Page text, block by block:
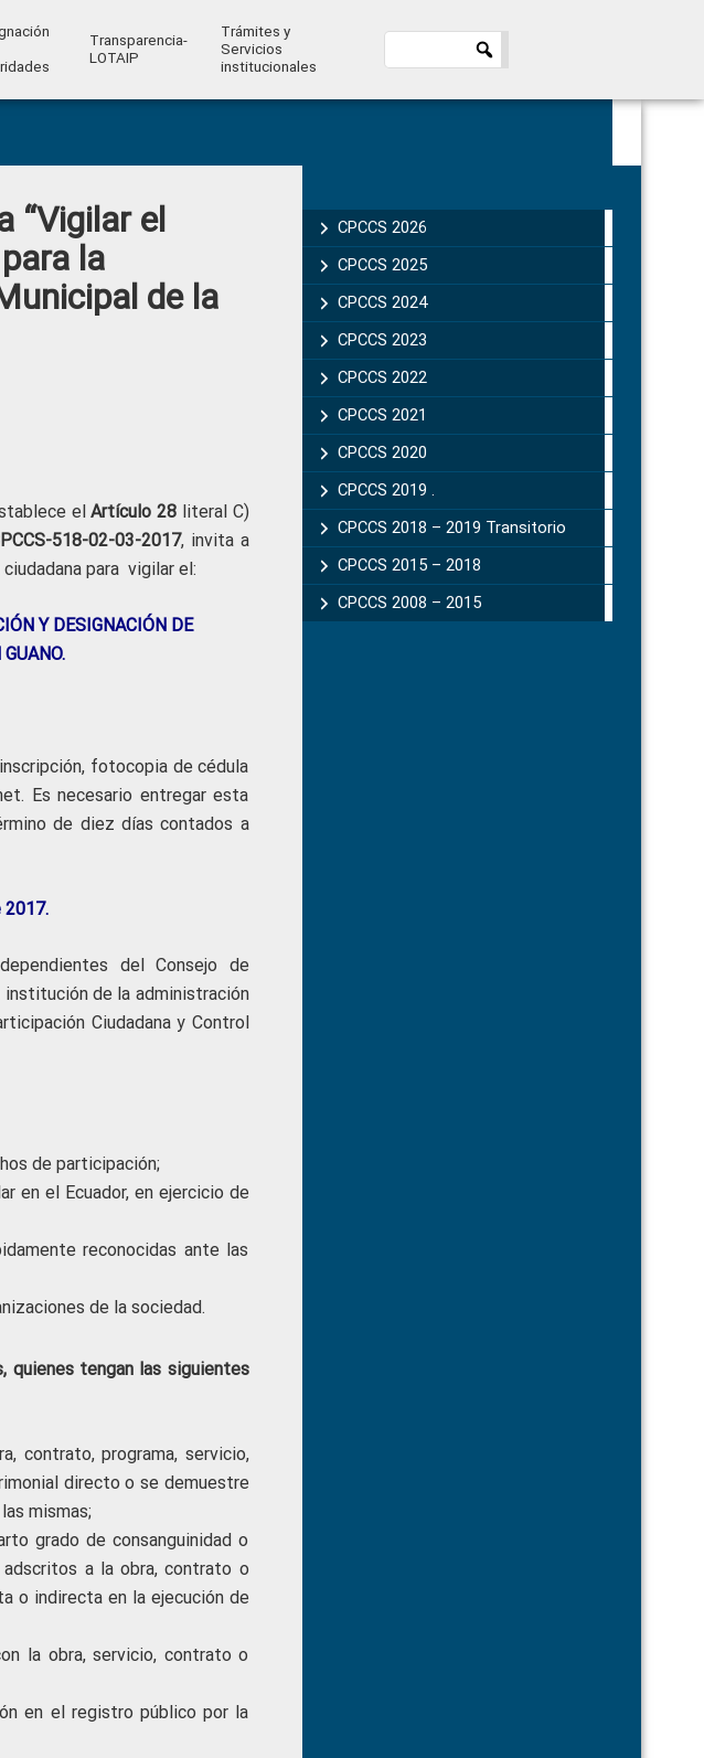
Transparencia-
LOTAIP
Trámites y
Servicios
institucionales
“Vigilar el
la
de la
elArtículo 28 literal C)
518-02-03-2017, invita a
para vigilar el:
Y DESIGNACIÓN DE
fotocopia de cédula
Es necesario entregar esta
de diez días contados a
2017.
del Consejo de
institución de la administración
Ciudadana y Control
de participación;
en el Ecuador, en ejercicio de
reconocidas ante las
de la sociedad.
quienes tengan las siguientes
contrato, programa, servicio,
directo o se demuestre
mismas;
grado de consanguinidad o
a la obra, contrato o
o indirecta en la ejecución de
la obra, servicio, contrato o
en el registro público por la
Sidebar
CPCCS 2026
CPCCS 2025
CPCCS 2024
CPCCS 2023
CPCCS 2022
CPCCS 2021
CPCCS 2020
CPCCS 2019 .
CPCCS 2018 – 2019 Transitorio
CPCCS 2015 – 2018
CPCCS 2008 – 2015